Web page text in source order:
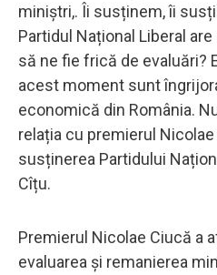
miniștri,. Îi susținem, îi
Partidul Național Liberal
să ne fie frică de evaluări?
acest moment sunt
economică din România.
relația cu premierul Nicolae
susținerea Partidului
Cîțu.
Premierul Nicolae Ciucă a
evaluarea şi remanierea